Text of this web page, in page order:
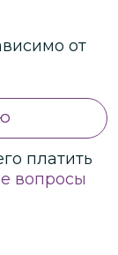
от
платить
вопросы